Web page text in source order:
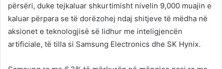
përsëri, duke tejkaluar shkurtimisht nivelin 9,000 muajin e
kaluar përpara se të dorëzohej ndaj shitjeve të mëdha në
aksionet e teknologjisë së lidhur me inteligjencën
artificiale, të tilla si Samsung Electronics dhe SK Hynix.